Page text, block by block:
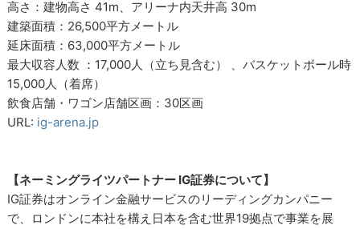
高さ：建物高さ 41m、アリーナ内天井高 30m
建築面積：26,500平方メートル
延床面積：63,000平方メートル
最大収容人数 ：17,000人（立ち見含む） 、バスケットボール時
15,000人（着席）
飲食店舗・ワゴン店舗区画：30区画
URL: ig-arena.jp
【ネーミングライツパートナー IG証券について】
IG証券はオンライン金融サービスのリーディングカンパニー
で、ロンドンに本社を構え日本を含む世界19拠点で事業を展